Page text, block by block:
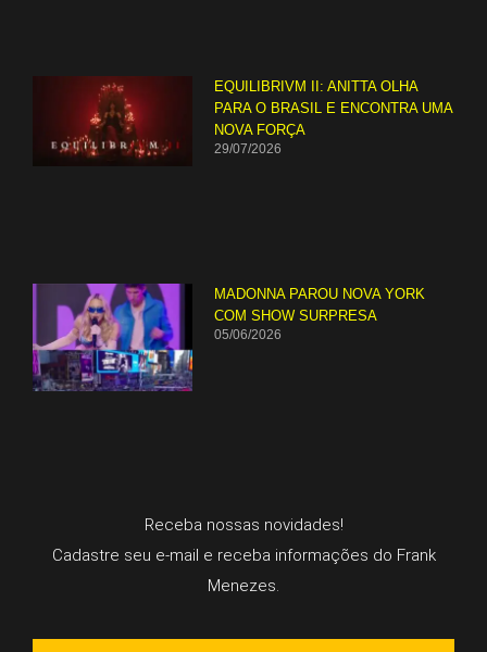
EQUILIBRIVM II: ANITTA OLHA
PARA O BRASIL E ENCONTRA UMA
NOVA FORÇA
29/07/2026
MADONNA PAROU NOVA YORK
COM SHOW SURPRESA
05/06/2026
Receba nossas novidades!
Cadastre seu e-mail e receba informações do Frank
Menezes.